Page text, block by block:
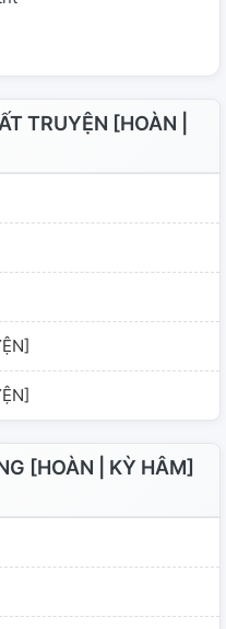
TRUYỆN [HOÀN |
[HOÀN | KỲ HÂM]